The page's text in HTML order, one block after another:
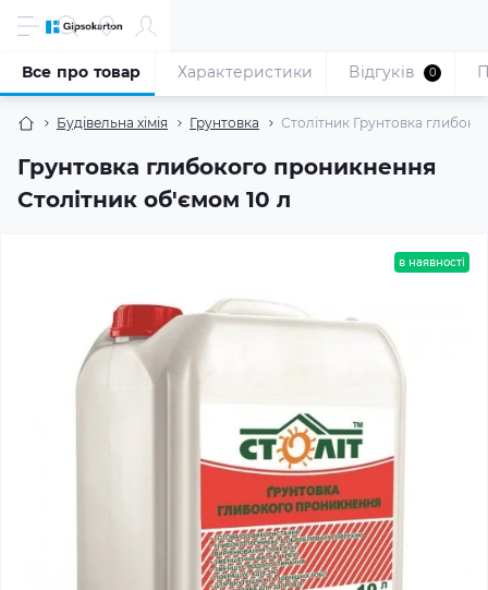
Будівельна хімія Грунтовка Столітник Грунтовка
Грунтовка глибокого проникнення
Столітник об'ємом 10 л
Все про товар Характеристики Відгуків 0
в наявності